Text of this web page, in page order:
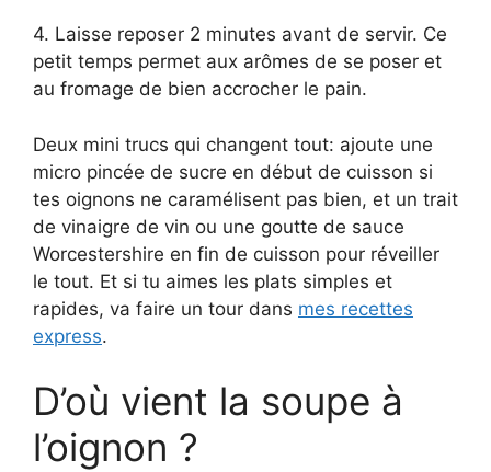
4. Laisse reposer 2 minutes avant de servir. Ce
petit temps permet aux arômes de se poser et
au fromage de bien accrocher le pain.
Deux mini trucs qui changent tout: ajoute une
micro pincée de sucre en début de cuisson si
tes oignons ne caramélisent pas bien, et un trait
de vinaigre de vin ou une goutte de sauce
Worcestershire en fin de cuisson pour réveiller
le tout. Et si tu aimes les plats simples et
rapides, va faire un tour dans mes recettes
express.
D’où vient la soupe à
l’oignon ?